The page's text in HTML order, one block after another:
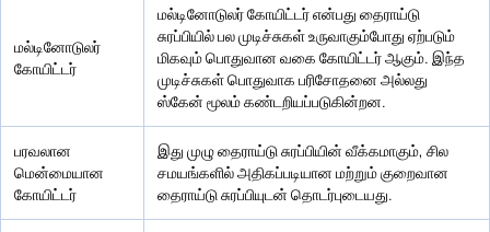
மல்டினோடுலர்
கோயிட்டர்
மல்டினோடுலர் கோயிட்டர் என்பது தைராய்டு
சுரப்பியில் பல முடிச்சுகள் உருவாகும்போது ஏற்படும்
மிகவும் பொதுவான வகை கோயிட்டர் ஆகும். இந்த
முடிச்சுகள் பொதுவாக பரிசோதனை அல்லது
ஸ்கேன் மூலம் கண்டறியப்படுகின்றன.
பரவலான
மென்மையான
கோயிட்டர்
இது முழு தைராய்டு சுரப்பியின் வீக்கமாகும், சில
சமயங்களில் அதிகப்படியான மற்றும் குறைவான
தைராய்டு சுரப்பியுடன் தொடர்புடையது.